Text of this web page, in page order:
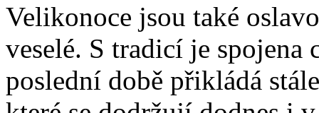
Velikonoce jsou také
veselé. S tradicí je spojena
poslední době přikládá